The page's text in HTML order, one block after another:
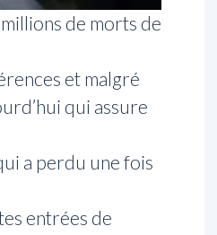
de morts de
et malgré
qui assure
a perdu une fois
entrées de